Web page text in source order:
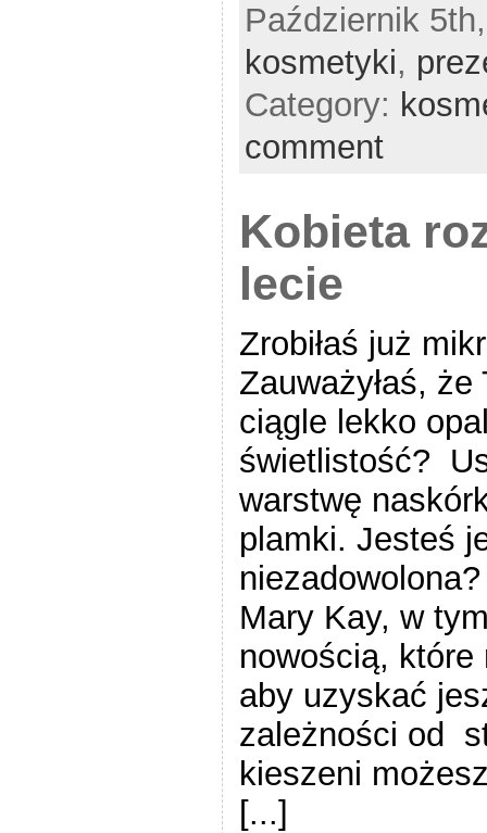
Październik
kosmetyki,
Category:
comment
Kobieta
lecie
Zrobiłaś już
Zauważyłaś,
ciągle lekko
świetlistość?
warstwę
plamki. Jesteś
Mary Kay, w
nowością,
aby uzyskać
zależności od
kieszeni
[...]